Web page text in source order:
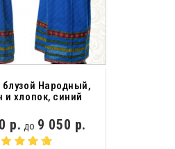
Народный,
и хлопок, синий
р. до 9 050 р.